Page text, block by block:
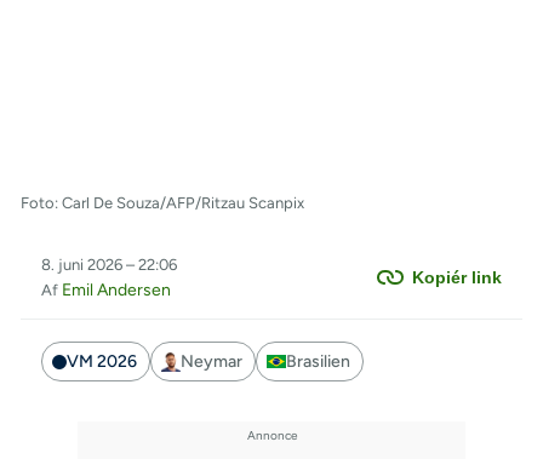
Foto: Carl De Souza/AFP/Ritzau Scanpix
Kopiér link
8. juni 2026 – 22:06
Af Emil Andersen
VM 2026 Neymar Brasilien